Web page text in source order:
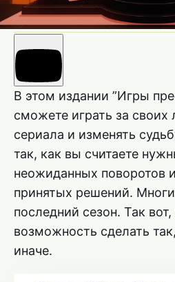
В этом издании ”Игры
сможете играть за
сериала и изменять
так, как вы считаете
неожиданных поворотов
принятых решений.
последний сезон. Так вот,
возможность сделать
иначе.